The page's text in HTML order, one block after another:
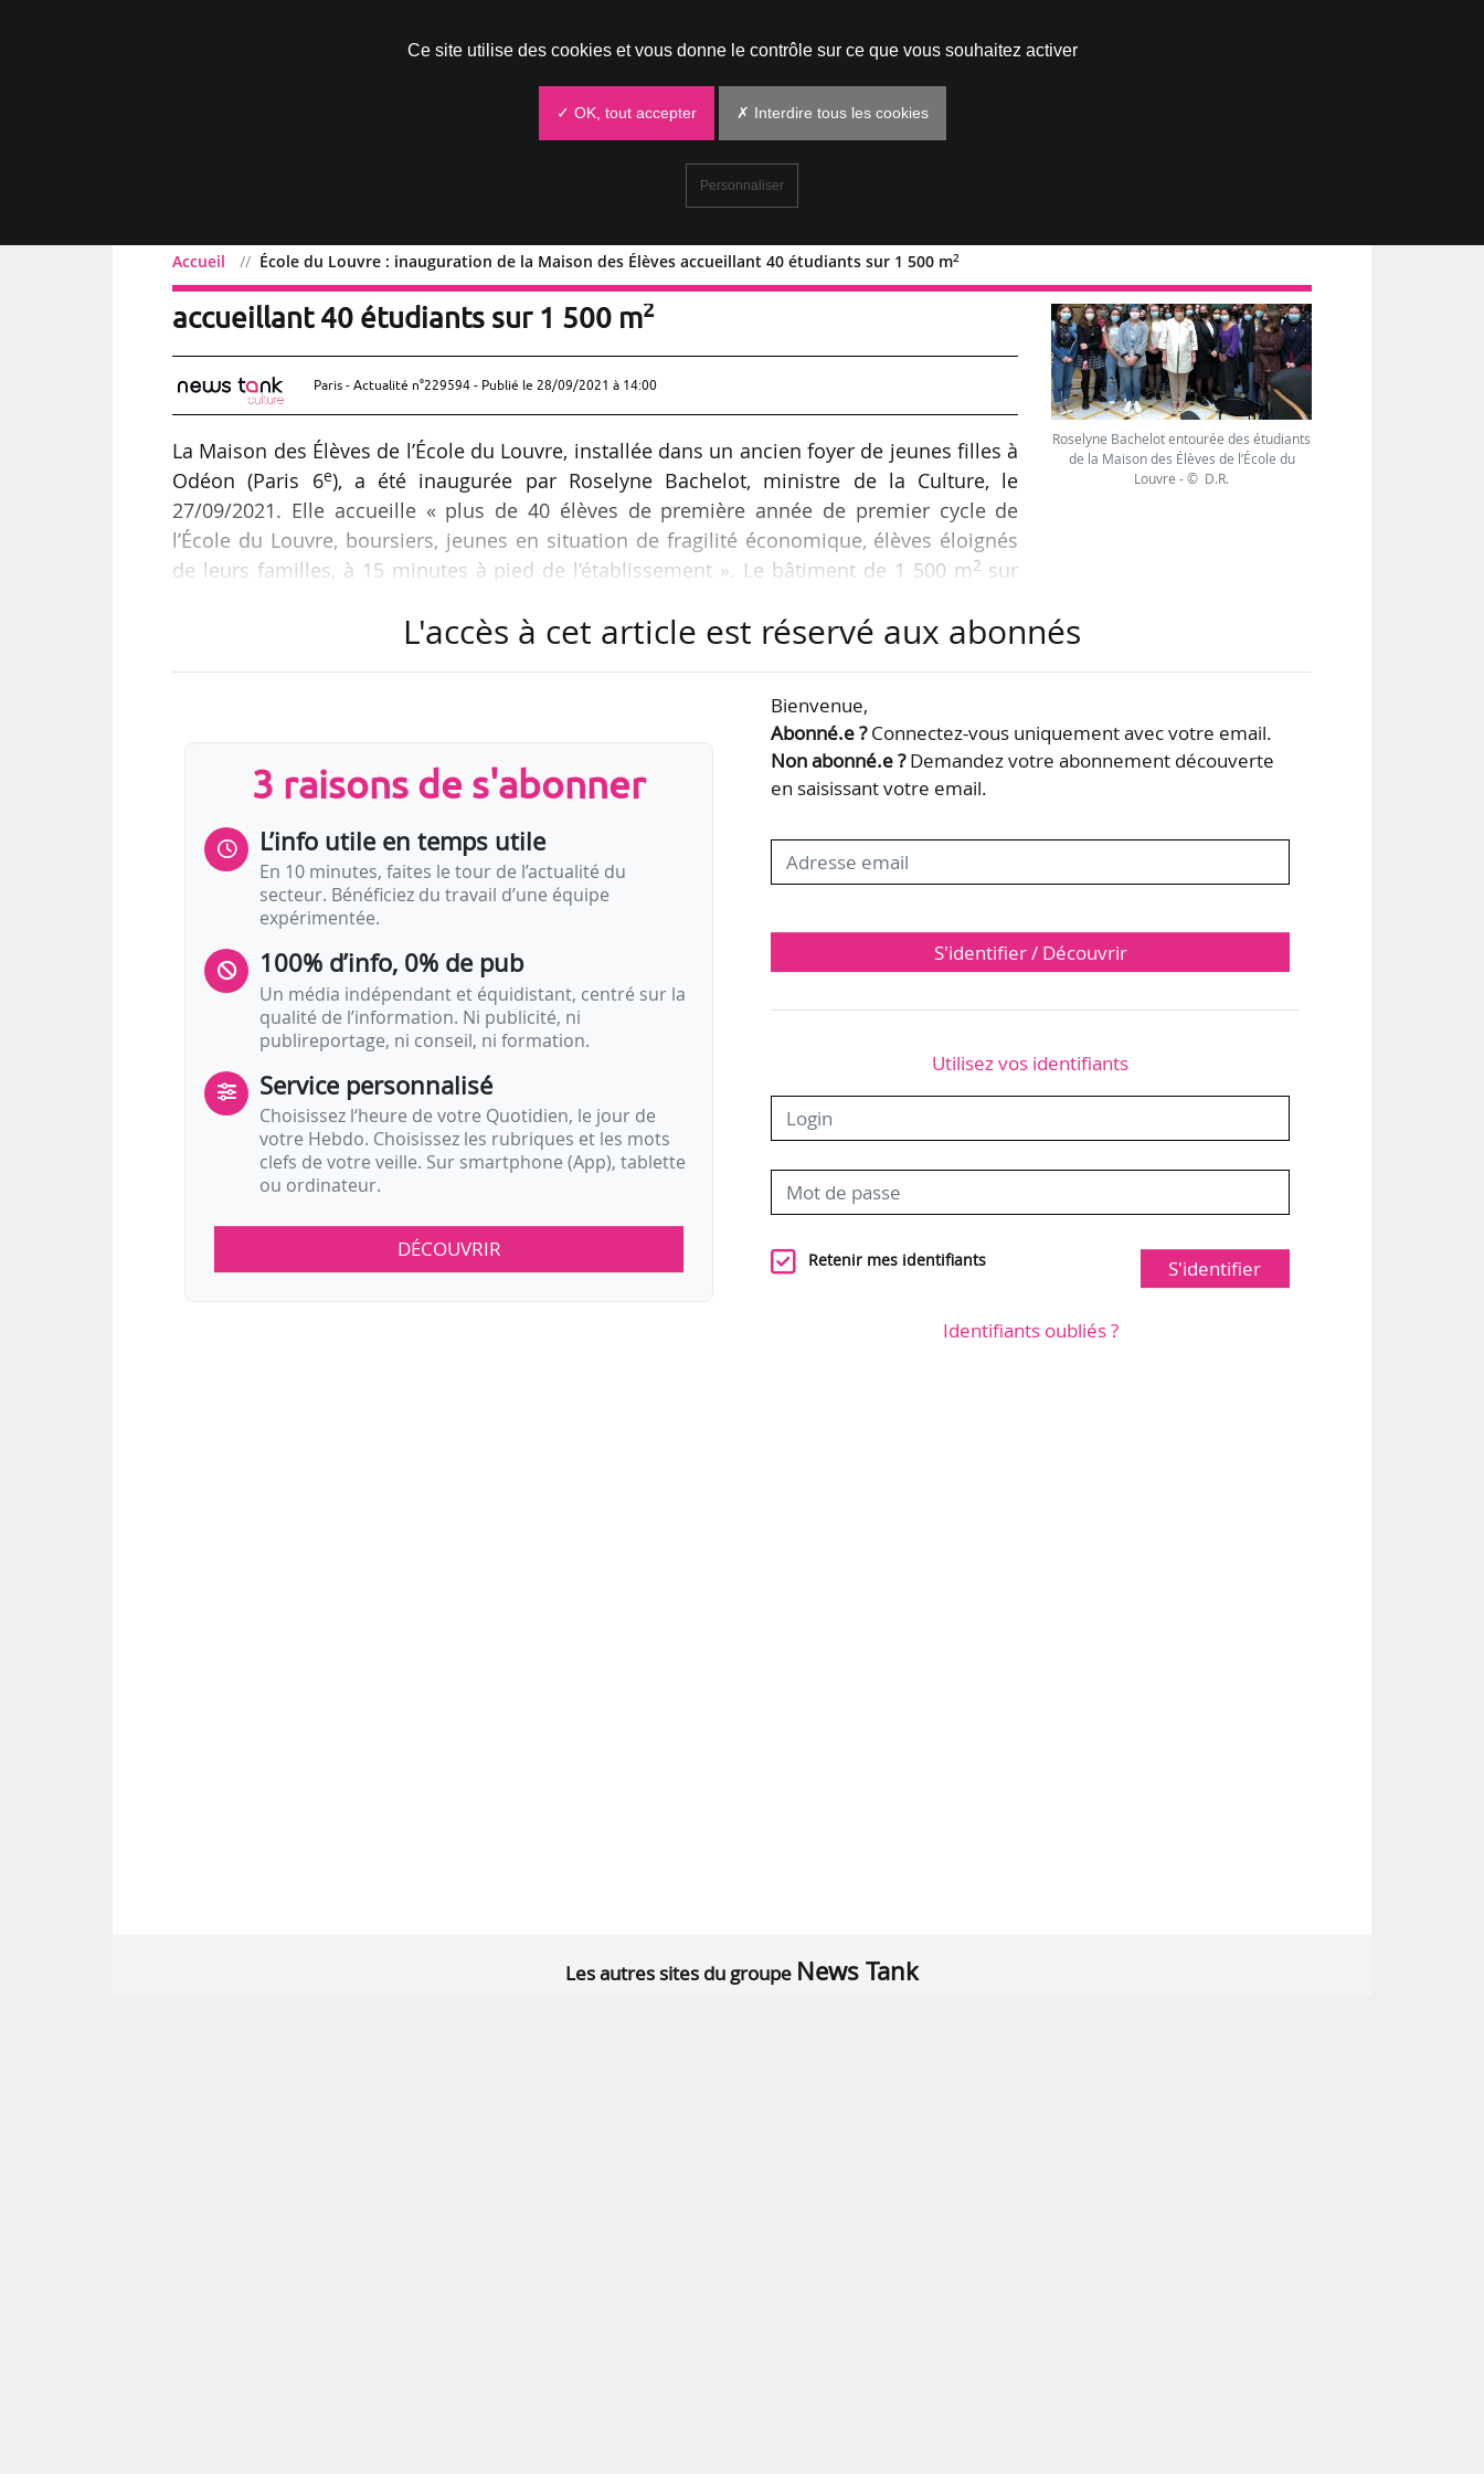
Accueil École du Louvre : inauguration de la Maison des Élèves accueillant 40 étudiants sur 1 500 m2
École du Louvre : inauguration de la Maison des Élèves
accueillant 40 étudiants sur 1 500 m2
Paris - Actualité n°229594 - Publié le 28/09/2021 à 14:00
La Maison des Élèves de l’École du Louvre, installée dans un ancien foyer de jeunes filles à
Odéon (Paris 6e), a été inaugurée par Roselyne Bachelot, ministre de la Culture, le
27/09/2021. Elle accueille « plus de 40 élèves de première année de premier cycle de
l’École du Louvre, boursiers, jeunes en situation de fragilité économique, élèves éloignés
de leurs familles, à 15 minutes à pied de l’établissement ». Le bâtiment de 1 500 m2 sur
lecture, salle d’étude, bibliothèque, salle à manger, kitchenette, etc.) et des chambres
« Lorsque je suis arrivée à l’École du Louvre, j’ai été frappée par la difficulté pour…
Roselyne Bachelot entourée des étudiants
de la Maison des Élèves de l’École du
Louvre - © D.R.
L'accès à cet article est réservé aux abonnés
3 raisons de s'abonner
L’info utile en temps utile
En 10 minutes, faites le tour de l’actualité du
secteur. Bénéficiez du travail d’une équipe
expérimentée.
100% d’info, 0% de pub
Un média indépendant et équidistant, centré sur la
qualité de l’information. Ni publicité, ni
publireportage, ni conseil, ni formation.
Service personnalisé
Choisissez l‘heure de votre Quotidien, le jour de
votre Hebdo. Choisissez les rubriques et les mots
clefs de votre veille. Sur smartphone (App), tablette
ou ordinateur.
DÉCOUVRIR
Bienvenue,
Abonné.e ?Connectez-vous uniquement avec votre email.
Non abonné.e ?Demandez votre abonnement découverte
en saisissant votre email.
S'identifier / Découvrir
Utilisez vos identifiants
Retenir mes identifiants S'identifier
Identifiants oubliés ?
Les autres sites du groupe News Tank
Ce site utilise des cookies et vous donne le contrôle sur ce que vous souhaitez activer
✓ OK, tout accepter ✗ Interdire tous les cookies
Personnaliser